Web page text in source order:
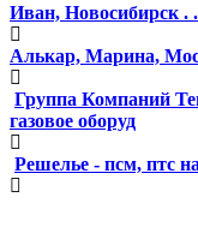
Иван, Новосибирск . .
Алькар, Марина,
Группа Компаний
газовое оборуд
Решелье - псм, птс